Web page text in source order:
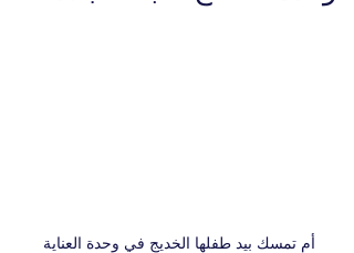
أم تمسك بيد طفلها الخديج في وحدة العناية